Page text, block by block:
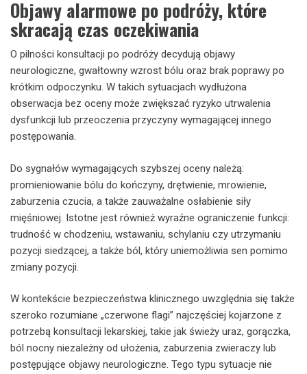
Objawy alarmowe po podróży, które
skracają czas oczekiwania
O pilności konsultacji po podróży decydują objawy
neurologiczne, gwałtowny wzrost bólu oraz brak poprawy po
krótkim odpoczynku. W takich sytuacjach wydłużona
obserwacja bez oceny może zwiększać ryzyko utrwalenia
dysfunkcji lub przeoczenia przyczyny wymagającej innego
postępowania.
Do sygnałów wymagających szybszej oceny należą:
promieniowanie bólu do kończyny, drętwienie, mrowienie,
zaburzenia czucia, a także zauważalne osłabienie siły
mięśniowej. Istotne jest również wyraźne ograniczenie funkcji:
trudność w chodzeniu, wstawaniu, schylaniu czy utrzymaniu
pozycji siedzącej, a także ból, który uniemożliwia sen pomimo
zmiany pozycji.
W kontekście bezpieczeństwa klinicznego uwzględnia się także
szeroko rozumiane „czerwone flagi” najczęściej kojarzone z
potrzebą konsultacji lekarskiej, takie jak świeży uraz, gorączka,
ból nocny niezależny od ułożenia, zaburzenia zwieraczy lub
postępujące objawy neurologiczne. Tego typu sytuacje nie